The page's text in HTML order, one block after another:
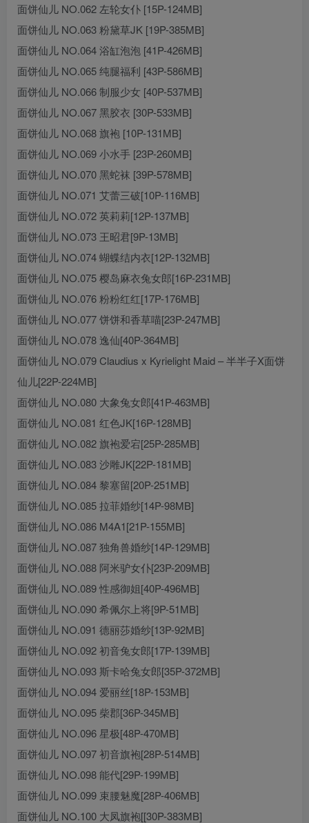
面饼仙儿 NO.062 左轮女仆 [15P-124MB]
面饼仙儿 NO.063 粉黛草JK [19P-385MB]
面饼仙儿 NO.064 浴缸泡泡 [41P-426MB]
面饼仙儿 NO.065 纯腿福利 [43P-586MB]
面饼仙儿 NO.066 制服少女 [40P-537MB]
面饼仙儿 NO.067 黑胶衣 [30P-533MB]
面饼仙儿 NO.068 旗袍 [10P-131MB]
面饼仙儿 NO.069 小水手 [23P-260MB]
面饼仙儿 NO.070 黑蛇袜 [39P-578MB]
面饼仙儿 NO.071 艾蕾三破[10P-116MB]
面饼仙儿 NO.072 英莉莉[12P-137MB]
面饼仙儿 NO.073 王昭君[9P-13MB]
面饼仙儿 NO.074 蝴蝶结内衣[12P-132MB]
面饼仙儿 NO.075 樱岛麻衣兔女郎[16P-231MB]
面饼仙儿 NO.076 粉粉红红[17P-176MB]
面饼仙儿 NO.077 饼饼和香草喵[23P-247MB]
面饼仙儿 NO.078 逸仙[40P-364MB]
面饼仙儿 NO.079 Claudius x Kyrielight Maid – 半半子X面饼
仙儿[22P-224MB]
面饼仙儿 NO.080 大象兔女郎[41P-463MB]
面饼仙儿 NO.081 红色JK[16P-128MB]
面饼仙儿 NO.082 旗袍爱宕[25P-285MB]
面饼仙儿 NO.083 沙雕JK[22P-181MB]
面饼仙儿 NO.084 黎塞留[20P-251MB]
面饼仙儿 NO.085 拉菲婚纱[14P-98MB]
面饼仙儿 NO.086 M4A1[21P-155MB]
面饼仙儿 NO.087 独角兽婚纱[14P-129MB]
面饼仙儿 NO.088 阿米驴女仆[23P-209MB]
面饼仙儿 NO.089 性感御姐[40P-496MB]
面饼仙儿 NO.090 希佩尔上将[9P-51MB]
面饼仙儿 NO.091 德丽莎婚纱[13P-92MB]
面饼仙儿 NO.092 初音兔女郎[17P-139MB]
面饼仙儿 NO.093 斯卡哈兔女郎[35P-372MB]
面饼仙儿 NO.094 爱丽丝[18P-153MB]
面饼仙儿 NO.095 柴郡[36P-345MB]
面饼仙儿 NO.096 星极[48P-470MB]
面饼仙儿 NO.097 初音旗袍[28P-514MB]
面饼仙儿 NO.098 能代[29P-199MB]
面饼仙儿 NO.099 束腰魅魔[28P-406MB]
面饼仙儿 NO.100 大凤旗袍[[30P-383MB]